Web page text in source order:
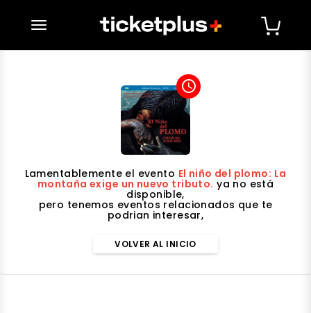
desplegar navegación
access_time
Lamentablemente el evento El niño del plomo: La
montaña exige un nuevo tributo. ya no está
disponible,
pero tenemos eventos relacionados que te
podrian interesar,
VOLVER AL INICIO